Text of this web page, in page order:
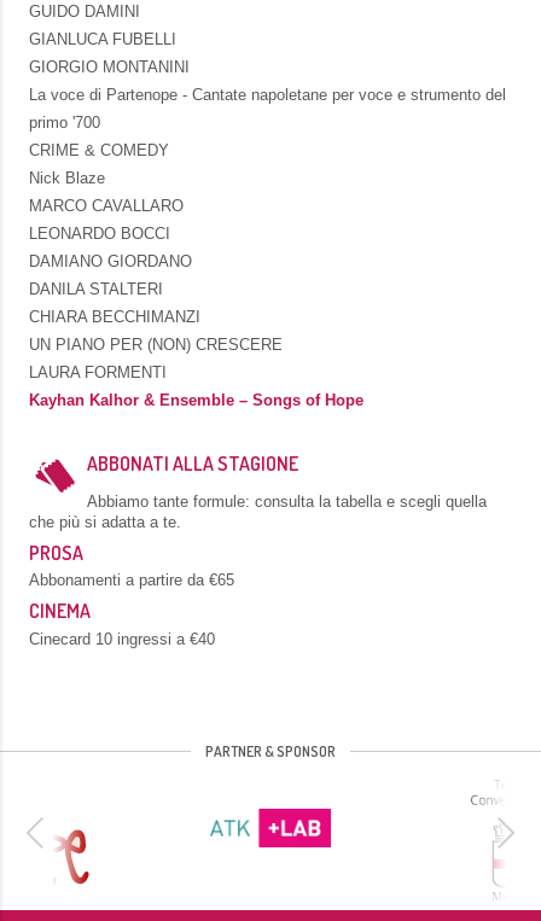
GUIDO DAMINI
GIANLUCA FUBELLI
GIORGIO MONTANINI
La voce di Partenope - Cantate napoletane per voce e strumento del
primo '700
CRIME & COMEDY
Nick Blaze
MARCO CAVALLARO
LEONARDO BOCCI
DAMIANO GIORDANO
DANILA STALTERI
CHIARA BECCHIMANZI
UN PIANO PER (NON) CRESCERE
LAURA FORMENTI
Kayhan Kalhor & Ensemble – Songs of Hope
ABBONATI ALLA STAGIONE
Abbiamo tante formule: consulta la tabella e scegli quella
che più si adatta a te.
PROSA
Abbonamenti a partire da €65
CINEMA
Cinecard 10 ingressi a €40
PARTNER & SPONSOR